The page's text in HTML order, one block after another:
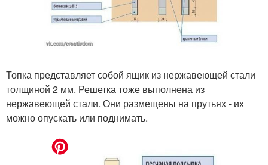
Топка представляет собой ящик из нержавеющей стали
толщиной 2 мм. Решетка тоже выполнена из
нержавеющей стали. Они размещены на прутьях - их
можно опускать или поднимать.